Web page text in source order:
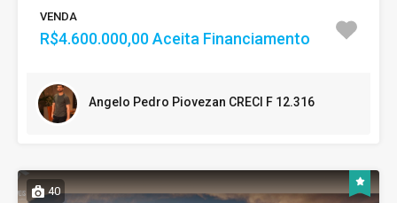
VENDA
R$4.600.000,00 Aceita Financiamento
Angelo Pedro Piovezan CRECI F 12.316
40